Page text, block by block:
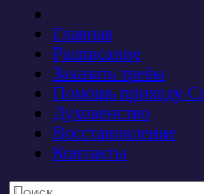
Главная
Расписание
Заказать требы
Помощь приходу
Духовенство
Восстановление
Контакты